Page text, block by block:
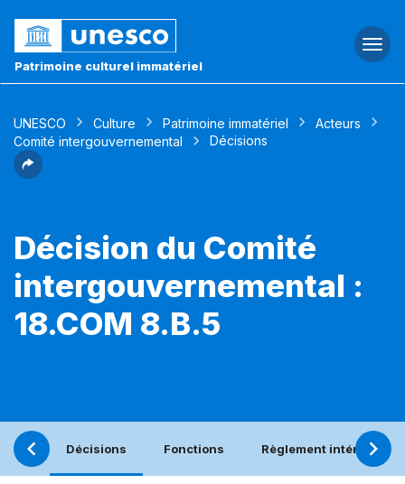
Patrimoine culturel immatériel
UNESCO Culture Patrimoine immatériel
Acteurs
Comité intergouvernemental
Décisions
Décision du Comité
intergouvernemental :
18.COM 8.B.5
Décisions Fonctions Règlement intérieur